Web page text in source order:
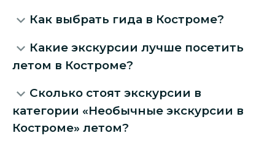
Как выбрать гида в Костроме?
Какие экскурсии лучше посетить
летом в Костроме?
Сколько стоят экскурсии в
категории «Необычные экскурсии в
Костроме» летом?